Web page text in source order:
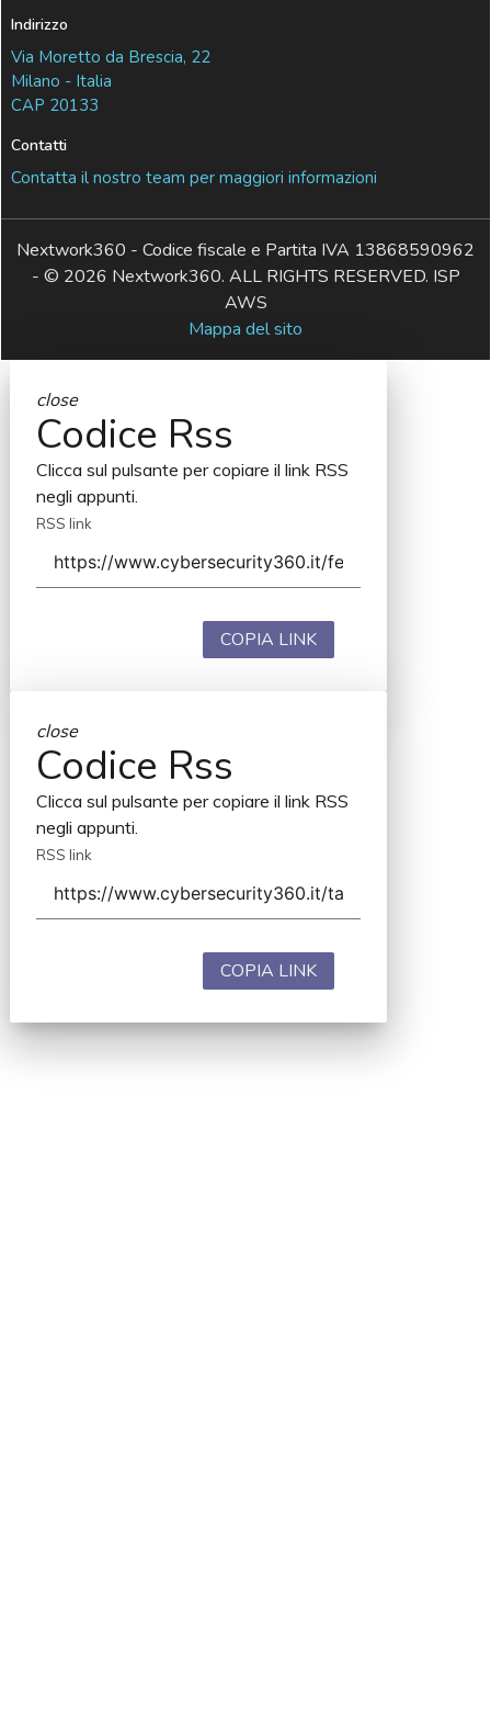
Indirizzo
Via Moretto da Brescia, 22
Milano - Italia
CAP 20133
Contatti
Contatta il nostro team per maggiori informazioni
Nextwork360 - Codice fiscale e Partita IVA 13868590962
- © 2026 Nextwork360. ALL RIGHTS RESERVED. ISP
AWS
Mappa del sito
close
Codice Rss
Clicca sul pulsante per copiare il link RSS
negli appunti.
RSS link
COPIA LINK
close
Codice Rss
Clicca sul pulsante per copiare il link RSS
negli appunti.
RSS link
COPIA LINK